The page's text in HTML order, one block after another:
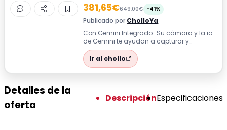
381,65€649,00€ -41%
Publicado por CholloYa
Con Gemini Integrado · Su cámara y la ia
de Gemini te ayudan a capturar y
organizar tus mejores momentos sin
esfuerzo...
Ir al chollo
Detalles de la
oferta
DescripciónEspecificaciones